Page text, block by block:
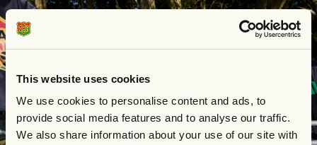
This website uses cookies
We use cookies to personalise content and ads, to
provide social media features and to analyse our traffic.
We also share information about your use of our site with